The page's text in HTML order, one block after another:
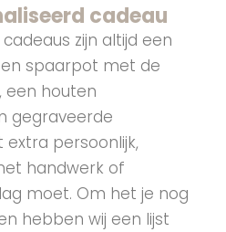
cadeau
zijn altijd een
spaarpot met de
een houten
gegraveerde
extra persoonlijk,
handwerk of
moet. Om het je nog
hebben wij een lijst